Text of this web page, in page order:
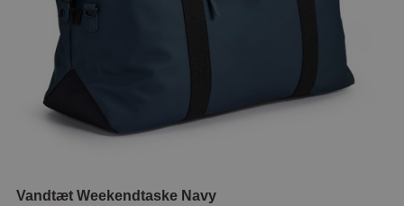
Vandtæt Weekendtaske Navy